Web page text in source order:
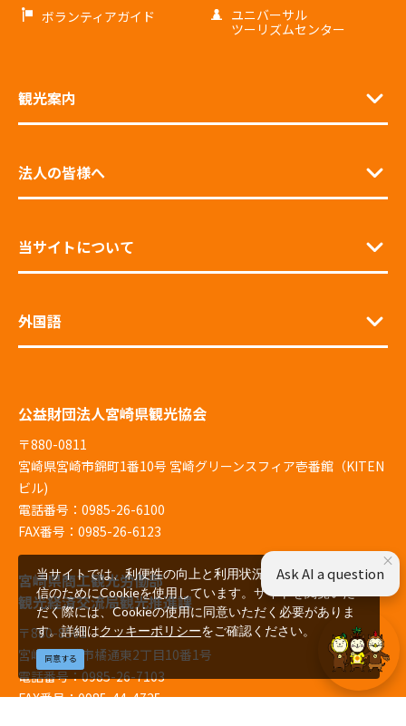
ボランティアガイド
ユニバーサル
ツーリズムセンター
観光案内
法人の皆様へ
当サイトについて
外国語
公益財団法人宮崎県観光協会
〒880-0811
宮崎県宮崎市錦町1番10号 宮崎グリーンスフィア壱番館（KITEN
ビル)
電話番号：0985-26-6100
FAX番号：0985-26-6123
宮崎県商工観光労働部
観光経済交流局観光推進課
〒880-8501
宮崎県宮崎市橘通東2丁目10番1号
電話番号：0985-26-7103
FAX番号：0985-44-4725
当サイトでは、利便性の向上と利用状況の解析、広告配
信のためにCookieを使用しています。サイトを閲覧いた
だく際には、Cookieの使用に同意いただく必要がありま
す。詳細はクッキーポリシーをご確認ください。
同意する
×
Ask AI a question